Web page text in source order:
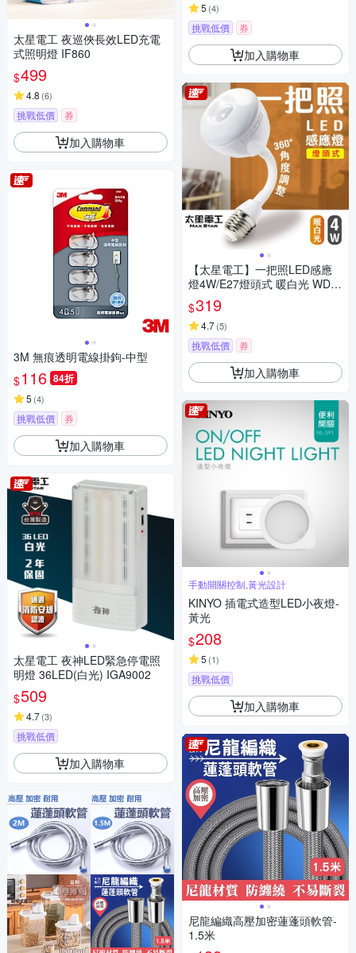
太星電工 夜巡俠長效LED充電
式照明燈 IF860
$499
4.8 (6)
挑戰低價 券
加入購物車
3M 無痕透明電線掛鉤-中型
$116 84折
5 (4)
挑戰低價 券
加入購物車
太星電工 夜神LED緊急停電照
明燈 36LED(白光) IGA9002
$509
4.7(3)
挑戰低價
加入購物車
5 (4)
挑戰低價 券
加入購物車
【太星電工】一把照LED感應
燈4W/E27燈頭式 暖白光 WDG
104L
$319
4.7(5)
挑戰低價 券
加入購物車
手動開關控制,黃光設計
KINYO 插電式造型LED小夜燈-
黃光
$208
5 (1)
挑戰低價
加入購物車
尼龍編織高壓加密蓮蓬頭軟管-
1.5米